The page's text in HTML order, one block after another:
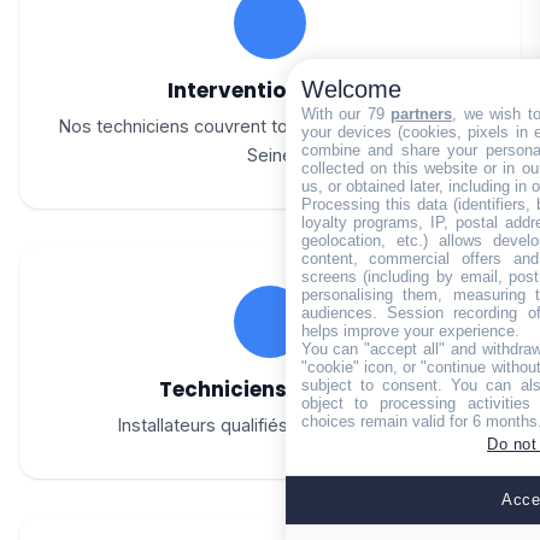
Intervention rapide
Nos techniciens couvrent tout le canton de Bar-sur-
Seine
Techniciens certifiés
Installateurs qualifiés toutes marques
Welcome
With our 79 partners, we wish
your devices (cookies, pixels in
combine and share your
collected on this website or in
us, or obtained later, including in
Processing this data (identifiers,
loyalty programs, IP, postal
geolocation, etc.) allows
content, commercial offers
screens (including by email,
personalising them, measuring
audiences. Session recording
helps improve your experience.
You can "accept all" and
"cookie" icon, or "continue
subject to consent. You can
object to processing
choices remain valid for 6
Do